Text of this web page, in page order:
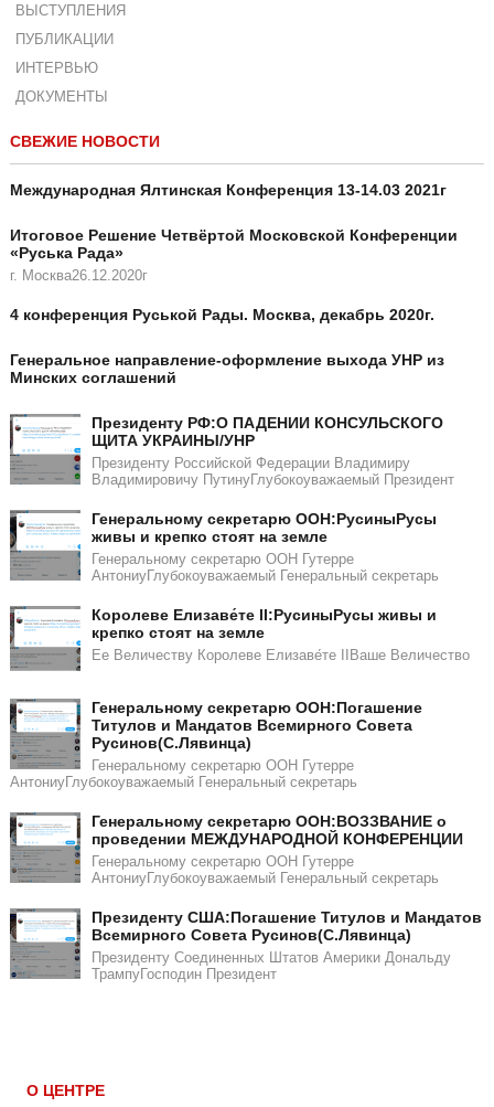
ВЫСТУПЛЕНИЯ
ПУБЛИКАЦИИ
ИНТЕРВЬЮ
ДОКУМЕНТЫ
СВЕЖИЕ НОВОСТИ
Международная Ялтинская Конференция 13-14.03 2021г
Итоговое Решение Четвёртой Московской Конференции
«Руська Рада»
г. Москва26.12.2020г
4 конференция Руськой Рады. Москва, декабрь 2020г.
Генеральное направление-оформление выхода УНР из
Минских соглашений
Президенту РФ:О ПАДЕНИИ КОНСУЛЬСКОГО
ЩИТА УКРАИНЫ/УНР​​
Президенту Российской Федерации Владимиру
Владимировичу ПутинуГлубокоуважаемый Президент
Генеральному секретарю ООН:РусиныРусы
живы и крепко стоят на земле
Генеральному секретарю ООН Гутерре
АнтониуГлубокоуважаемый Генеральный секретарь
Королеве Елизаве́те II:РусиныРусы живы и
крепко стоят на земле
Ее Величеству Королеве Елизаве́те IIВаше Величество
Генеральному секретарю ООН:Погашение
Титулов и Мандатов Всемирного Совета
Русинов(С.Лявинца)​​
Генеральному секретарю ООН Гутерре
АнтониуГлубокоуважаемый Генеральный секретарь
Генеральному секретарю ООН:ВОЗЗВАНИЕ о
проведении МЕЖДУНАРОДНОЙ КОНФЕРЕНЦИИ
Генеральному секретарю ООН Гутерре
АнтониуГлубокоуважаемый Генеральный секретарь
​​Президенту США:Погашение Титулов и Мандатов
Всемирного Совета Русинов(С.Лявинца)​
Президенту Соединенных Штатов Америки Дональду
ТрампуГосподин Пpeзидeнт
О ЦЕНТРЕ